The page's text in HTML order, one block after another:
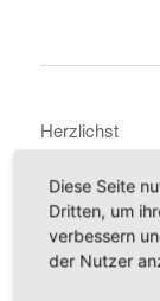
Herzlichst
Ihre Edith Karl
Diese Seite
Dritten, um
verbessern
der Nutzer